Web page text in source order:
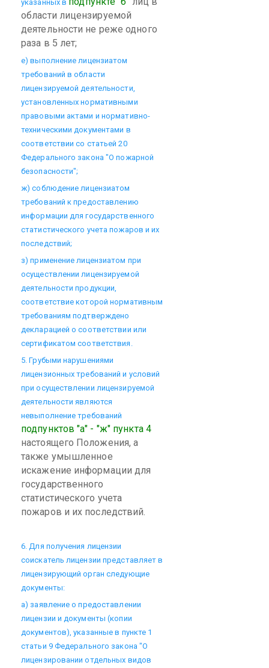
указанных в
области лицензируемой
деятельности не реже одного
раза в 5 лет;
е) выполнение лицензиатом
требований в области
лицензируемой деятельности,
установленных нормативными
правовыми актами и нормативно-
техническими документами в
соответствии со статьей 20
Федерального закона "О пожарной
безопасности";
ж) соблюдение лицензиатом
требований к предоставлению
информации для государственного
статистического учета пожаров и их
последствий;
з) применение лицензиатом при
осуществлении лицензируемой
деятельности продукции,
соответствие которой нормативным
требованиям подтверждено
декларацией о соответствии или
сертификатом соответствия.
5. Грубыми нарушениями
лицензионных требований и условий
при осуществлении лицензируемой
деятельности являются
невыполнение требований
подпунктов "а" - "ж" пункта 4
настоящего Положения, а
также умышленное
искажение информации для
государственного
статистического учета
пожаров и их последствий.
6. Для получения лицензии
соискатель лицензии представляет в
лицензирующий орган следующие
документы:
а) заявление о предоставлении
лицензии и документы (копии
документов), указанные в пункте 1
статьи 9 Федерального закона "О
лицензировании отдельных видов